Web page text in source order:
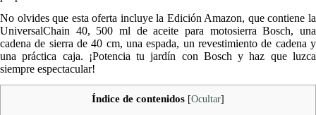
No olvides que esta oferta incluye la Edición Amazon, que contiene la
UniversalChain 40, 500 ml de aceite para motosierra Bosch, una
cadena de sierra de 40 cm, una espada, un revestimiento de cadena y
una práctica caja. ¡Potencia tu jardín con Bosch y haz que luzca
siempre espectacular!
Índice de contenidos [Ocultar]